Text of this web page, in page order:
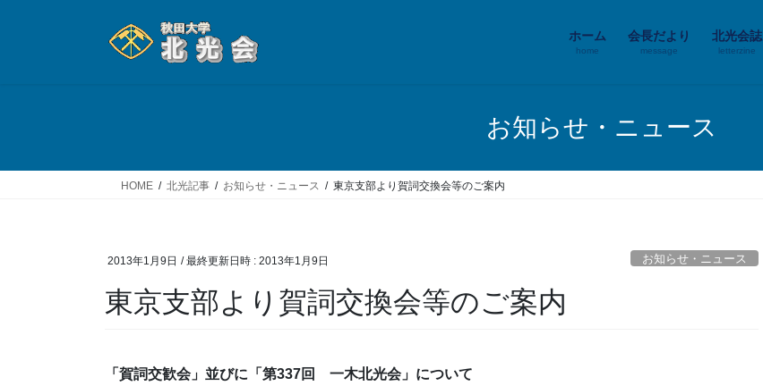
ホーム
home
会長だより
message
北光会誌
letterzine
お知らせ・ニュース
HOME 北光記事 お知らせ・ニュース 東京支部より賀詞交換会等のご案内
2013年1月9日 / 最終更新日時 : 2013年1月9日 お知らせ・ニュース
東京支部より賀詞交換会等のご案内
「賀詞交歓会」並びに「第337回 一木北光会」について